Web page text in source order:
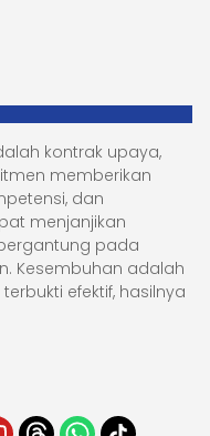
kontrak upaya,
memberikan
dan
menjanjikan
pada
Kesembuhan adalah
efektif, hasilnya